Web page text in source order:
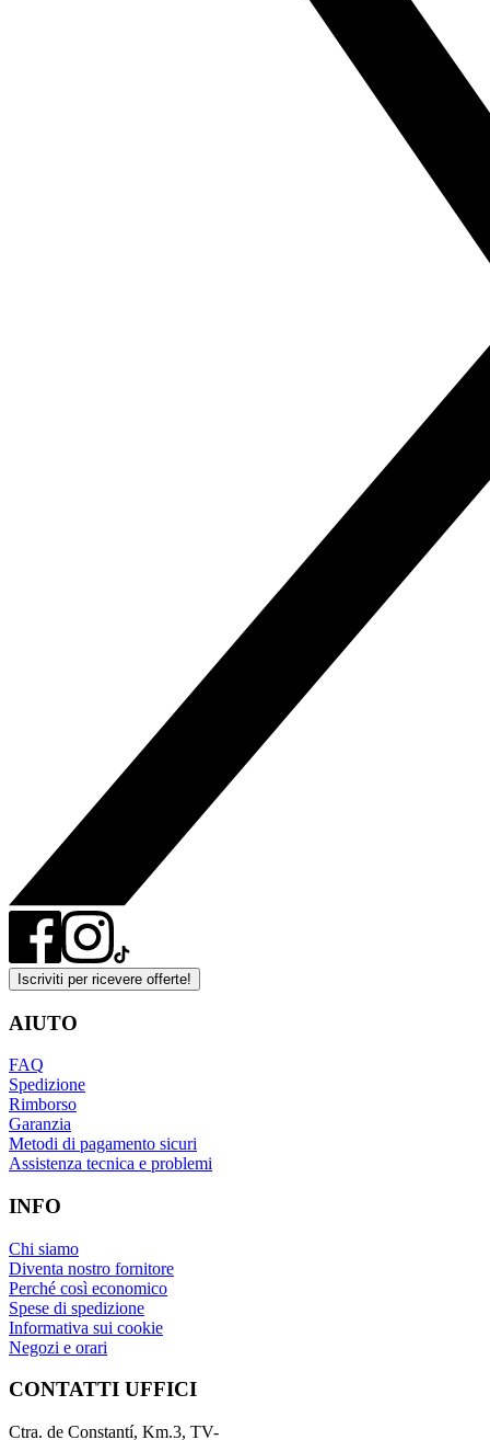
Iscriviti per ricevere offerte!
AIUTO
FAQ
Spedizione
Rimborso
Garanzia
Metodi di pagamento sicuri
Assistenza tecnica e problemi
INFO
Chi siamo
Diventa nostro fornitore
Perché così economico
Spese di spedizione
Informativa sui cookie
Negozi e orari
CONTATTI UFFICI
Ctra. de Constantí, Km.3, TV-